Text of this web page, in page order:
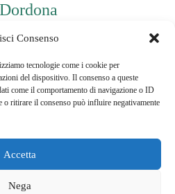
Consenso
tecnologie come i cookie per
del dispositivo. Il consenso a queste
come il comportamento di navigazione o ID
o ritirare il consenso può influire negativamente
Accetta
Nega
di contatto